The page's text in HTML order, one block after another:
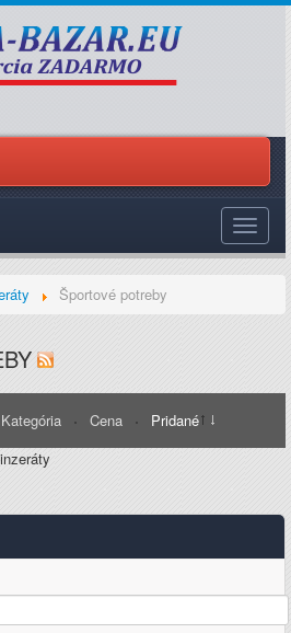
Toggle
Športové potreby
Kategória Cena
Pridané